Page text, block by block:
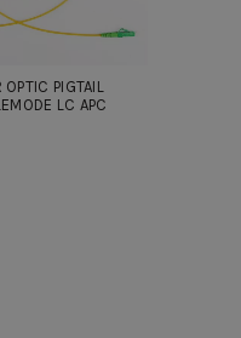
OPTIC PIGTAIL
LC APC